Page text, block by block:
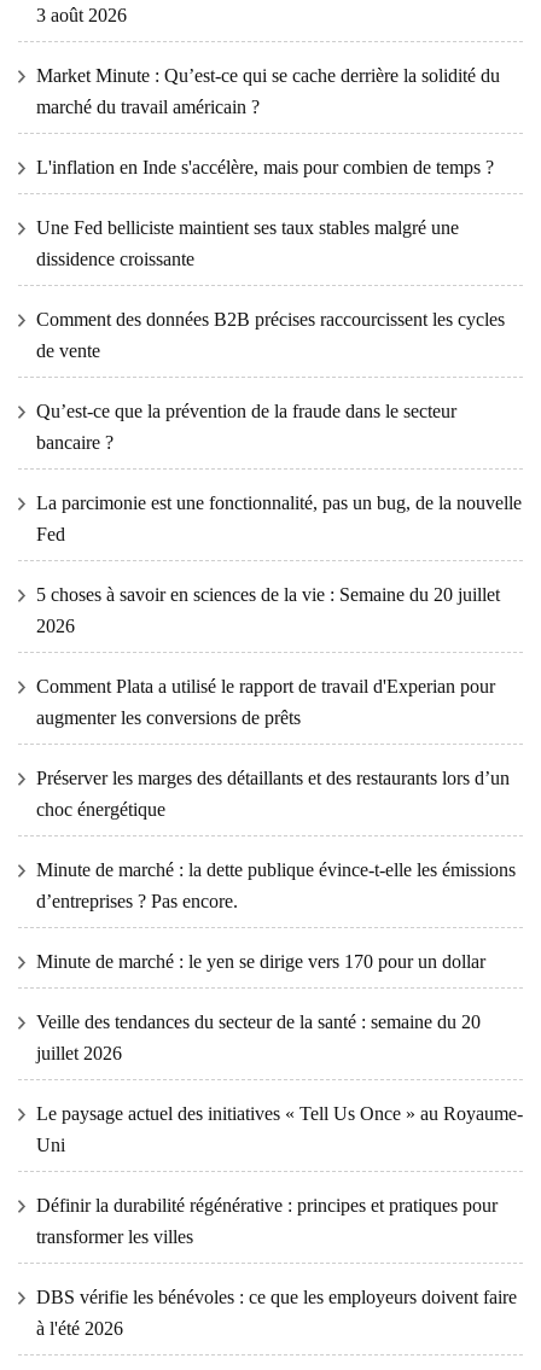
3 août 2026
Market Minute : Qu’est-ce qui se cache derrière la solidité du
marché du travail américain ?
L'inflation en Inde s'accélère, mais pour combien de temps ?
Une Fed belliciste maintient ses taux stables malgré une
dissidence croissante
Comment des données B2B précises raccourcissent les cycles
de vente
Qu’est-ce que la prévention de la fraude dans le secteur
bancaire ?
La parcimonie est une fonctionnalité, pas un bug, de la nouvelle
Fed
5 choses à savoir en sciences de la vie : Semaine du 20 juillet
2026
Comment Plata a utilisé le rapport de travail d'Experian pour
augmenter les conversions de prêts
Préserver les marges des détaillants et des restaurants lors d’un
choc énergétique
Minute de marché : la dette publique évince-t-elle les émissions
d’entreprises ? Pas encore.
Minute de marché : le yen se dirige vers 170 pour un dollar
Veille des tendances du secteur de la santé : semaine du 20
juillet 2026
Le paysage actuel des initiatives « Tell Us Once » au Royaume-
Uni
Définir la durabilité régénérative : principes et pratiques pour
transformer les villes
DBS vérifie les bénévoles : ce que les employeurs doivent faire
à l'été 2026